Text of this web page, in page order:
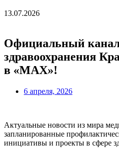
13.07.2026
Официальный
здравоохранения
в «МАХ»!
6 апреля, 2026
Актуальные новости из мира
запланированные
инициативы и проекты в сфере